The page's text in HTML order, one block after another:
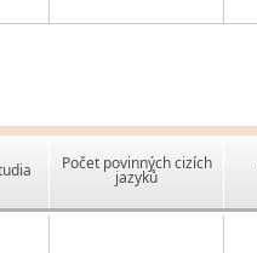
Počet povinných cizích
jazyků